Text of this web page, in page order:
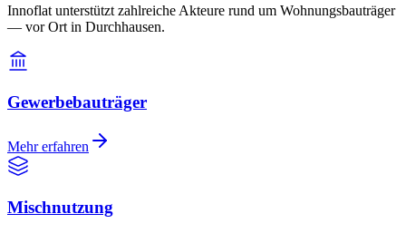
Innoflat unterstützt zahlreiche Akteure rund um Wohnungsbauträger
— vor Ort in Durchhausen.
Gewerbebauträger
Mehr erfahren
Mischnutzung